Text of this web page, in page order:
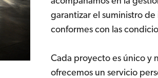
garantizar el suministro
conformes con las
Cada proyecto es único y
ofrecemos un servicio